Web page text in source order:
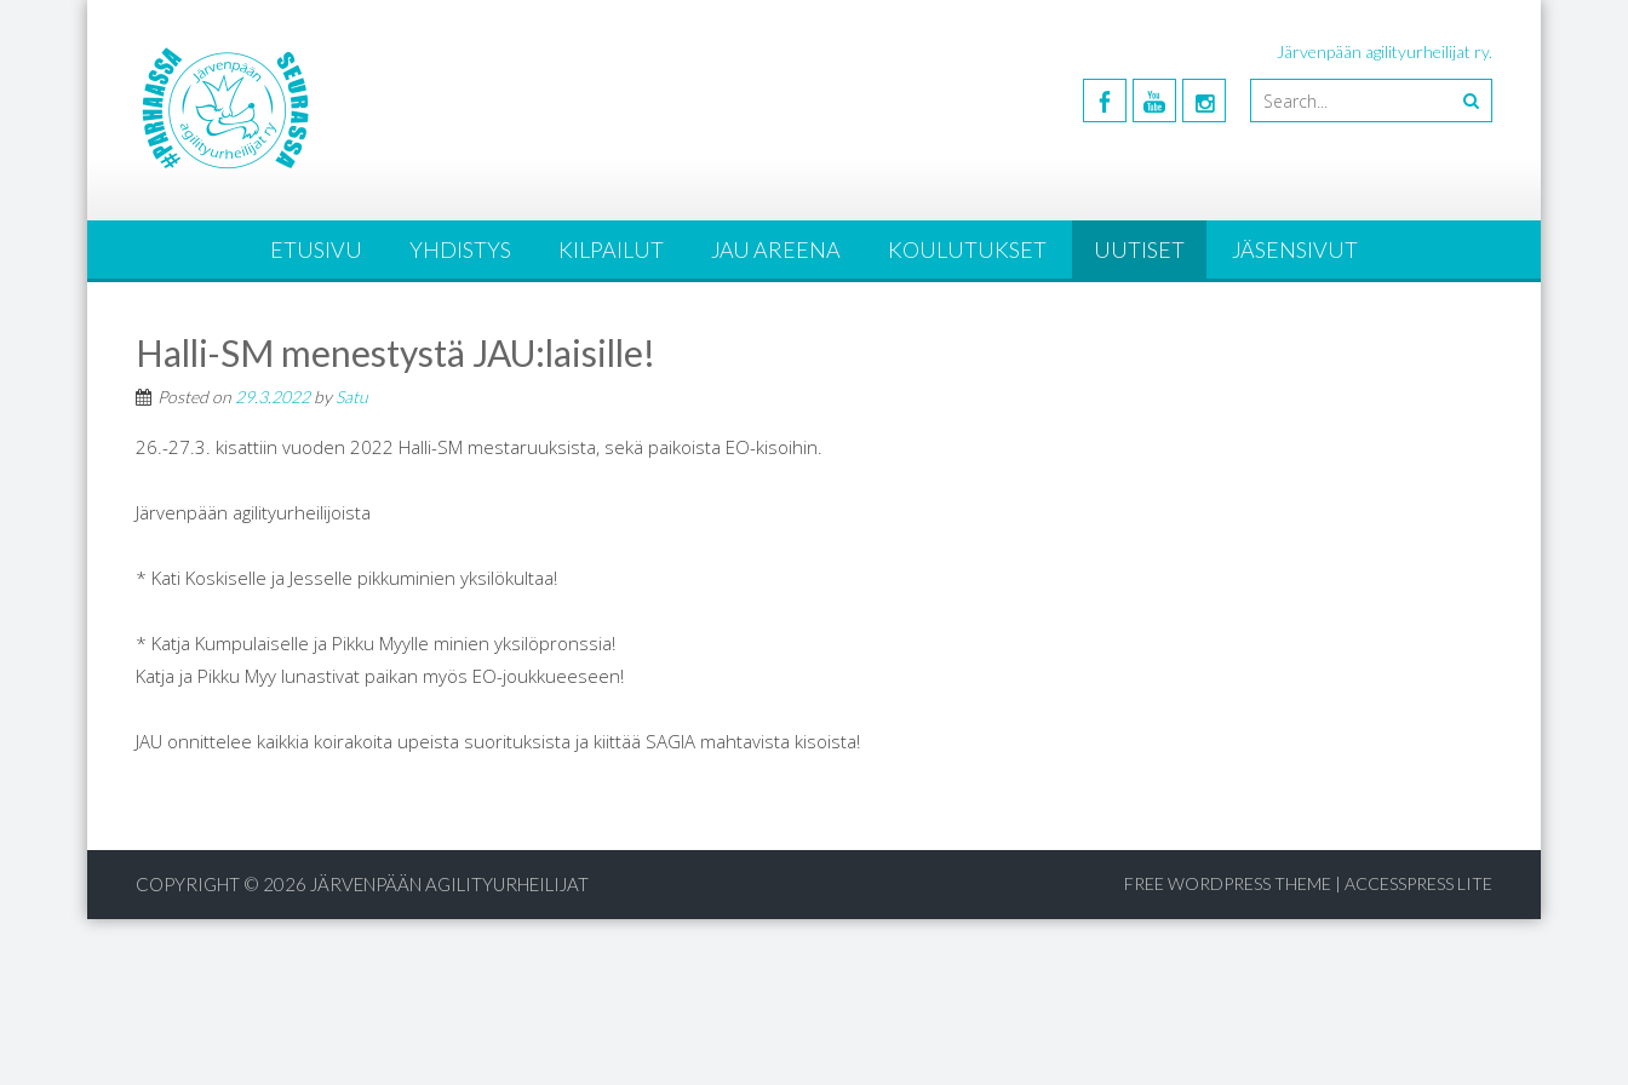
Järvenpään agilityurheilijat ry.
ETUSIVU YHDISTYS KILPAILUT JAU AREENA KOULUTUKSET UUTISET JÄSENSIVUT
Halli-SM menestystä JAU:laisille!
Posted on 29.3.2022bySatu
26.-27.3. kisattiin vuoden 2022 Halli-SM mestaruuksista, sekä paikoista EO-kisoihin.
Järvenpään agilityurheilijoista
* Kati Koskiselle ja Jesselle pikkuminien yksilökultaa!
* Katja Kumpulaiselle ja Pikku Myylle minien yksilöpronssia!
Katja ja Pikku Myy lunastivat paikan myös EO-joukkueeseen!
JAU onnittelee kaikkia koirakoita upeista suorituksista ja kiittää SAGIA mahtavista kisoista!
FREE WORDPRESS THEME | ACCESSPRESS LITE
COPYRIGHT © 2026 JÄRVENPÄÄN AGILITYURHEILIJAT